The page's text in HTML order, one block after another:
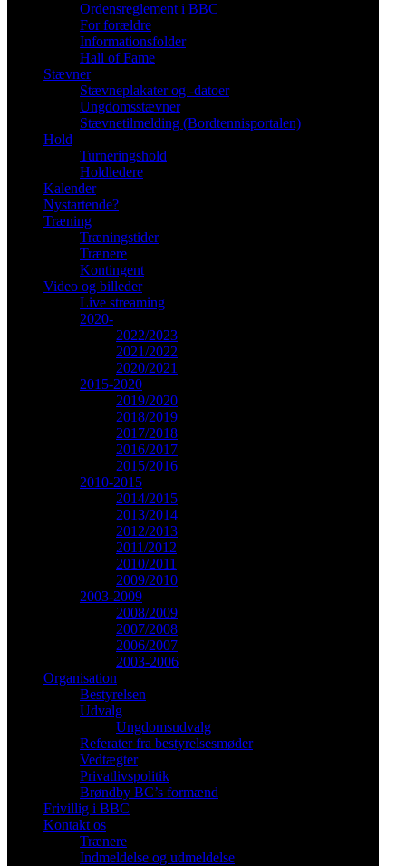
Ordensreglement i BBC
For forældre
Informationsfolder
Hall of Fame
Stævner
Stævneplakater og -datoer
Ungdomsstævner
Stævnetilmelding (Bordtennisportalen)
Hold
Turneringshold
Holdledere
Kalender
Nystartende?
Træning
Træningstider
Trænere
Kontingent
Video og billeder
Live streaming
2020-
2022/2023
2021/2022
2020/2021
2015-2020
2019/2020
2018/2019
2017/2018
2016/2017
2015/2016
2010-2015
2014/2015
2013/2014
2012/2013
2011/2012
2010/2011
2009/2010
2003-2009
2008/2009
2007/2008
2006/2007
2003-2006
Organisation
Bestyrelsen
Udvalg
Ungdomsudvalg
Referater fra bestyrelsesmøder
Vedtægter
Privatlivspolitik
Brøndby BC’s formænd
Frivillig i BBC
Kontakt os
Trænere
Indmeldelse og udmeldelse